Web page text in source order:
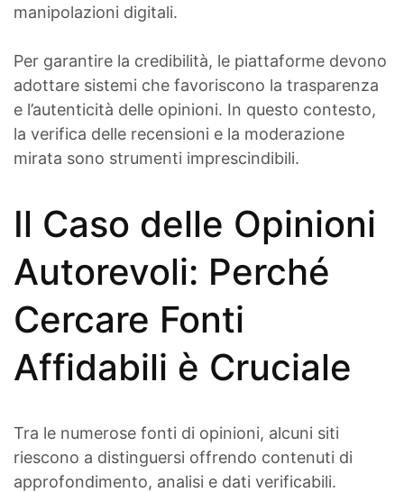
manipolazioni digitali.
Per garantire la credibilità, le piattaforme devono
adottare sistemi che favoriscono la trasparenza
e l’autenticità delle opinioni. In questo contesto,
la verifica delle recensioni e la moderazione
mirata sono strumenti imprescindibili.
Il Caso delle Opinioni
Autorevoli: Perché
Cercare Fonti
Affidabili è Cruciale
Tra le numerose fonti di opinioni, alcuni siti
riescono a distinguersi offrendo contenuti di
approfondimento, analisi e dati verificabili.